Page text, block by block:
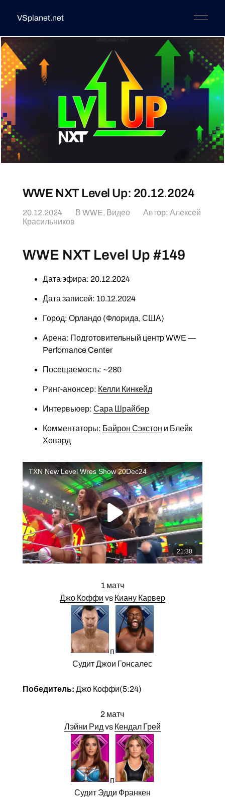
VSplanet.net
WWE NXT Level Up: 20.12.2024
20.12.2024 В WWE, Видео Автор: Алексей
Красильников
WWE NXT Level Up #149
Дата эфира: 20.12.2024
Дата записей: 10.12.2024
Город: Орландо (Флорида, США)
Арена: Подготовительный центр WWE —
Perfomance Center
Посещаемость: ~280
Ринг-анонсер: Келли Кинкейд
Интервьюер: Сара Шрайбер
Комментаторы: Байрон Сэкстон и Блейк
Ховард
1 матч
Джо Коффи vs Киану Карвер
п
Судит Джои Гонсалес
Победитель: Джо Коффи(5:24)
2 матч
Лэйни Рид vs Кендал Грей
п
Судит Эдди Франкен